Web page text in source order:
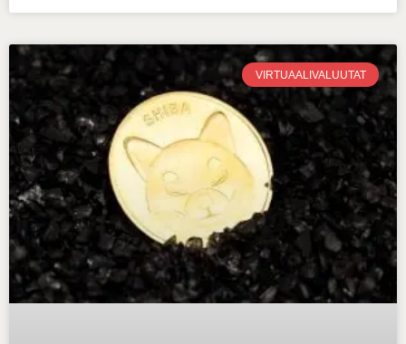
VIRTUAALIVALUUTAT